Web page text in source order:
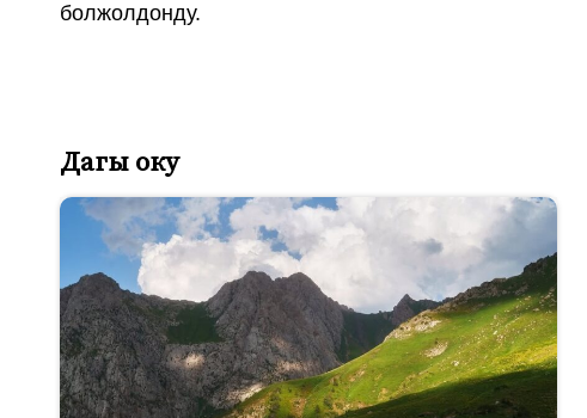
болжолдонду.
Дагы оку